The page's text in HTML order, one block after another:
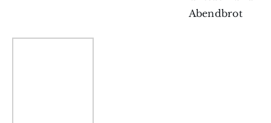
Abendbrot